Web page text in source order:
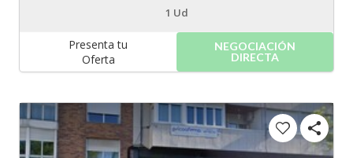
1 Ud
Presenta tu
Oferta
NEGOCIACIÓN
DIRECTA